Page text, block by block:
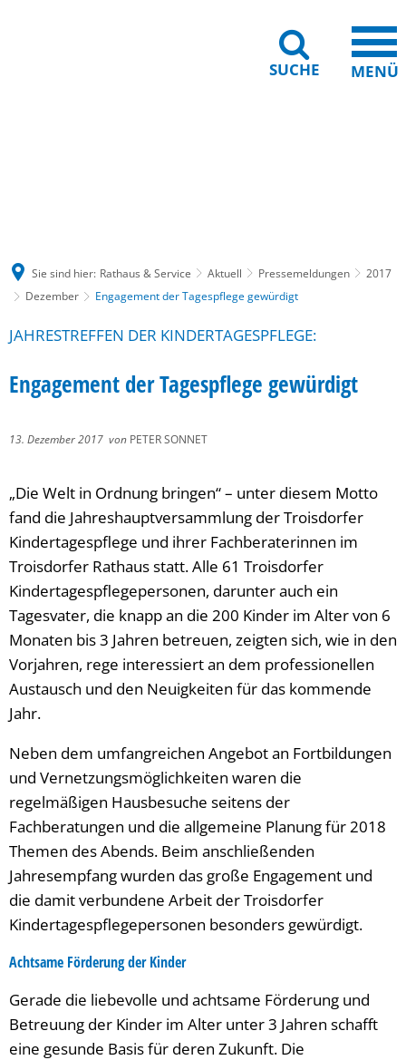
SUCHE MENÜ
Sie sind hier: Rathaus & Service Aktuell Pressemeldungen
2017
Dezember
Engagement der Tagespflege gewürdigt
JAHRESTREFFEN DER KINDERTAGESPFLEGE:
Engagement der Tagespflege gewürdigt
13. Dezember 2017 von PETER SONNET
„Die Welt in Ordnung bringen“ – unter diesem Motto
fand die Jahreshauptversammlung der Troisdorfer
Kindertagespflege und ihrer Fachberaterinnen im
Troisdorfer Rathaus statt. Alle 61 Troisdorfer
Kindertagespflegepersonen, darunter auch ein
Tagesvater, die knapp an die 200 Kinder im Alter von 6
Monaten bis 3 Jahren betreuen, zeigten sich, wie in den
Vorjahren, rege interessiert an dem professionellen
Austausch und den Neuigkeiten für das kommende
Jahr.
Neben dem umfangreichen Angebot an Fortbildungen
und Vernetzungsmöglichkeiten waren die
regelmäßigen Hausbesuche seitens der
Fachberatungen und die allgemeine Planung für 2018
Themen des Abends. Beim anschließenden
Jahresempfang wurden das große Engagement und
die damit verbundene Arbeit der Troisdorfer
Kindertagespflegepersonen besonders gewürdigt.
Achtsame Förderung der Kinder
Gerade die liebevolle und achtsame Förderung und
Betreuung der Kinder im Alter unter 3 Jahren schafft
eine gesunde Basis für deren Zukunft. Die